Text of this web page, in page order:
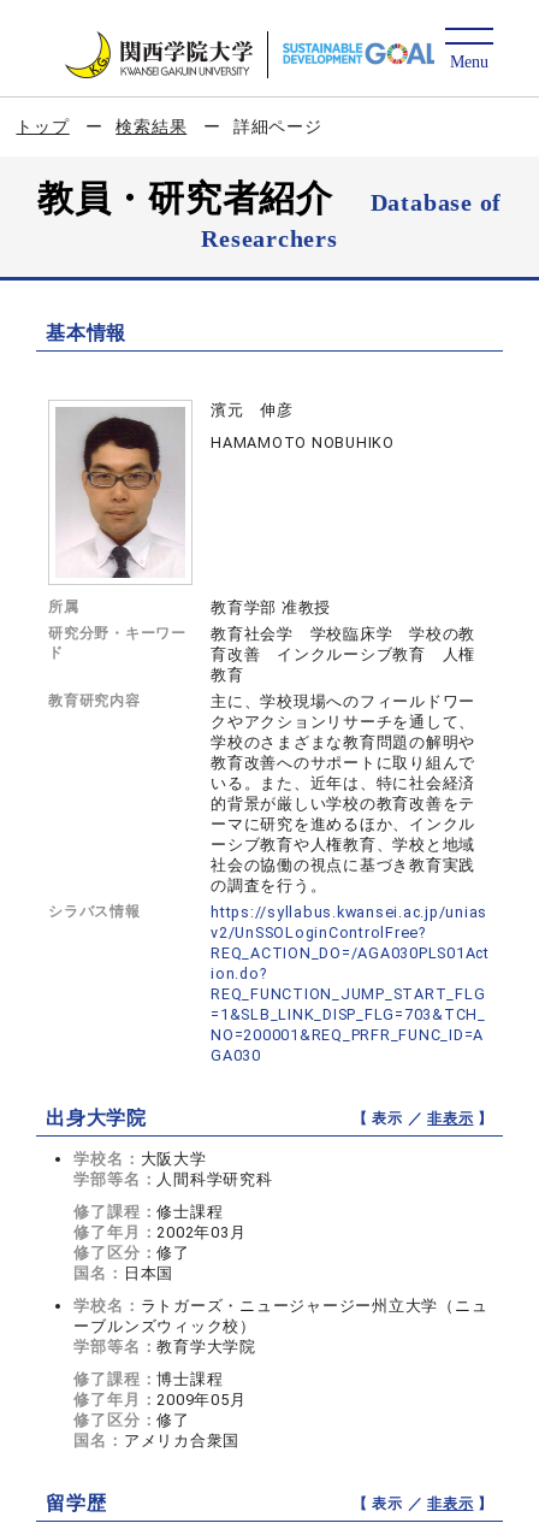
トップ 検索結果 詳細ページ
教員・研究者紹介
Database of
Researchers
基本情報
濱元 伸彦
HAMAMOTO NOBUHIKO
所属 教育学部 准教授
研究分野・キーワー
ド
教育社会学 学校臨床学 学校の教
育改善 インクルーシブ教育 人権
教育
教育研究内容
主に、学校現場へのフィールドワー
クやアクションリサーチを通して、
学校のさまざまな教育問題の解明や
教育改善へのサポートに取り組んで
いる。また、近年は、特に社会経済
的背景が厳しい学校の教育改善をテ
ーマに研究を進めるほか、インクル
ーシブ教育や人権教育、学校と地域
社会の協働の視点に基づき教育実践
の調査を行う。
シラバス情報
https://syllabus.kwansei.ac.jp/unias
v2/UnSSOLoginControlFree?
REQ_ACTION_DO=/AGA030PLS01Act
ion.do?
REQ_FUNCTION_JUMP_START_FLG
=1&SLB_LINK_DISP_FLG=703&TCH_
NO=200001&REQ_PRFR_FUNC_ID=A
GA030
出身大学院 【 表示 ／非表示 】
学校名： 大阪大学
学部等名： 人間科学研究科
修了課程：修士課程
修了年月：2002年03月
修了区分：修了
国名： 日本国
学校名： ラトガーズ・ニュージャージー州立大学（ニュ
ーブルンズウィック校）
学部等名：教育学大学院
修了課程：博士課程
修了年月：2009年05月
修了区分：修了
国名： アメリカ合衆国
留学歴 【 表示 ／非表示 】